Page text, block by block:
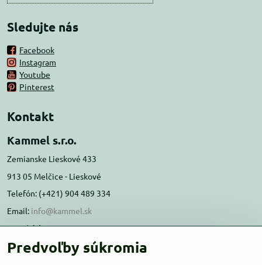
Sledujte nás
Facebook
Instagram
Youtube
Pinterest
Kontakt
Kammel s.r.o.
Zemianske Lieskové 433
913 05 Melčice - Lieskové
Telefón: (+421) 904 489 334
Email: info@kammel.sk
Prevádzka:
Administratívna budova PD Melčice
Predvoľby súkromia